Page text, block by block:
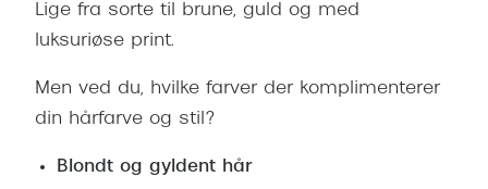
Lige fra sorte til brune, guld og med
luksuriøse print.
Men ved du, hvilke farver der komplimenterer
din hårfarve og stil?
Blondt og gyldent hår